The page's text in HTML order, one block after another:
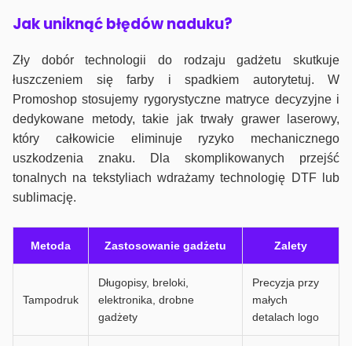
Jak uniknąć błędów naduku?
Zły dobór technologii do rodzaju gadżetu skutkuje
łuszczeniem się farby i spadkiem autorytetuj. W
Promoshop stosujemy rygorystyczne matryce decyzyjne i
dedykowane metody, takie jak trwały grawer laserowy,
który całkowicie eliminuje ryzyko mechanicznego
uszkodzenia znaku. Dla skomplikowanych przejść
tonalnych na tekstyliach wdrażamy technologię DTF lub
sublimację.
Metoda Zastosowanie gadżetu Zalety
Tampodruk
Długopisy, breloki,
elektronika, drobne
gadżety
Precyzja przy
małych
detalach logo